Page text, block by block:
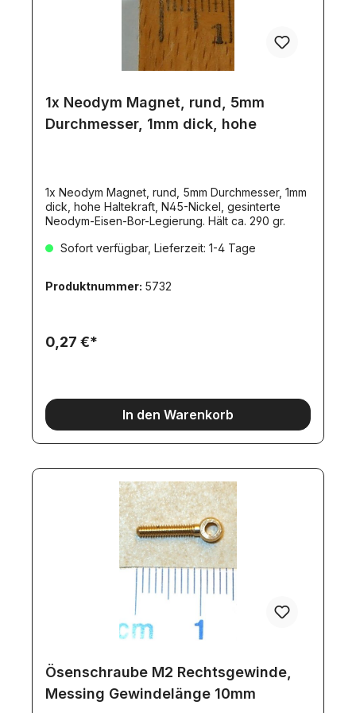
1x Neodym Magnet, rund, 5mm
Durchmesser, 1mm dick, hohe
1x Neodym Magnet, rund, 5mm Durchmesser, 1mm
dick, hohe Haltekraft, N45-Nickel, gesinterte
Neodym-Eisen-Bor-Legierung. Hält ca. 290 gr.
Sofort verfügbar, Lieferzeit: 1-4 Tage
Produktnummer: 5732
0,27 €*
In den Warenkorb
Ösenschraube M2 Rechtsgewinde,
Messing Gewindelänge 10mm